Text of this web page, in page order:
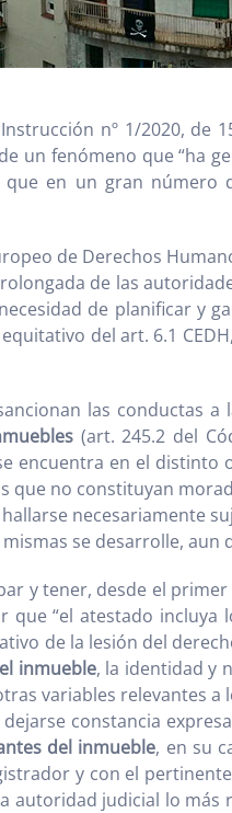
nº 1/2020,
un fenómeno que “ha
en un gran número
de Derechos
de las
de planificar y
del art. 6.1
las conductas
(art. 245.2 del
encuentra en el distinto
que no constituyan
necesariamente
se desarrolle,
y tener, desde el
“el atestado
de la lesión del
inmueble, la identidad y
variables relevantes
constancia
del inmueble, en su
y con el
autoridad judicial lo